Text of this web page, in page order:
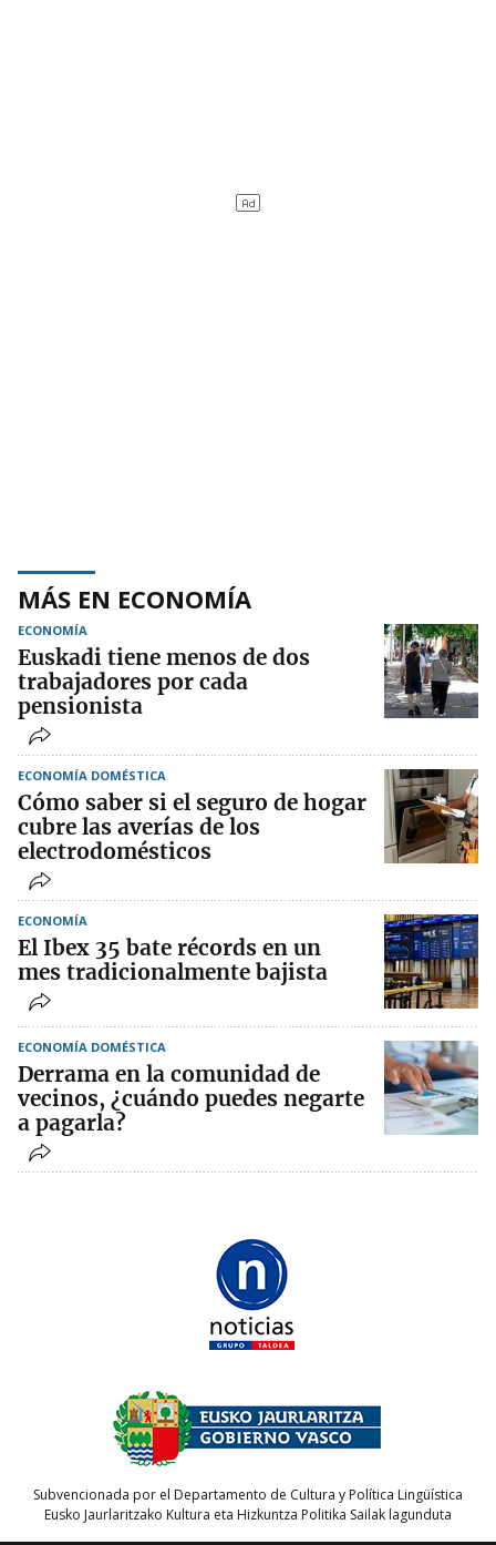
MÁS EN ECONOMÍA
ECONOMÍA
Euskadi tiene menos de dos
trabajadores por cada
pensionista
ECONOMÍA DOMÉSTICA
Cómo saber si el seguro de hogar
cubre las averías de los
electrodomésticos
ECONOMÍA
El Ibex 35 bate récords en un
mes tradicionalmente bajista
ECONOMÍA DOMÉSTICA
Derrama en la comunidad de
vecinos, ¿cuándo puedes negarte
a pagarla?
Subvencionada por el Departamento de Cultura y Política Lingüística
Eusko Jaurlaritzako Kultura eta Hizkuntza Politika Sailak lagunduta